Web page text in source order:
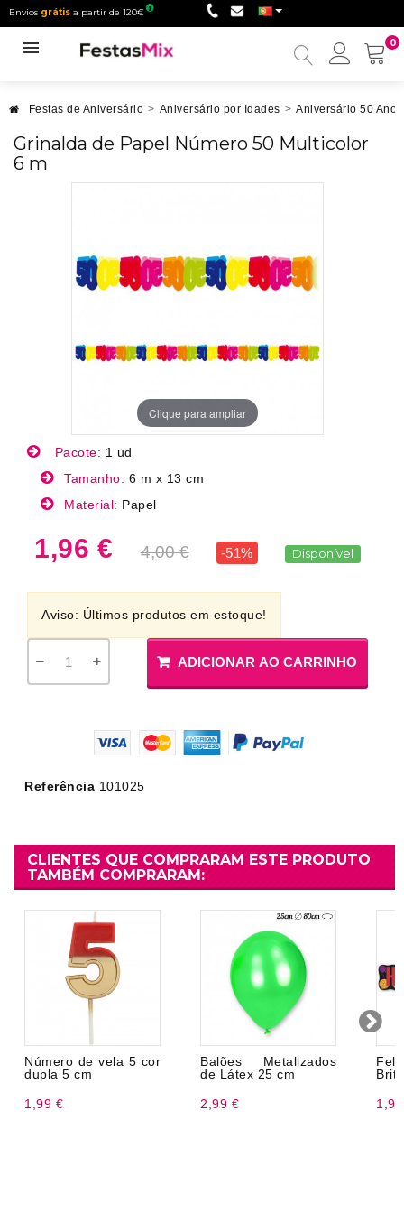
Envios grátis a partir de 120€
0
Minha
Festas de Aniversário > Aniversário por Idades > Aniversário 50 Anos
Grinalda de Papel Número 50 Multicolor
6 m
Clique para ampliar
Pacote: 1 ud
Tamanho: 6 m x 13 cm
Material: Papel
1,96 € 4,00 € -51% Disponível
Aviso: Últimos produtos em estoque!
ADICIONAR AO CARRINHO
Referência 101025
CLIENTES QUE COMPRARAM ESTE PRODUTO
TAMBÉM COMPRARAM:
Número de vela 5 cor
dupla 5 cm
1,99 €
Balões Metalizados
de Látex 25 cm
2,99 €